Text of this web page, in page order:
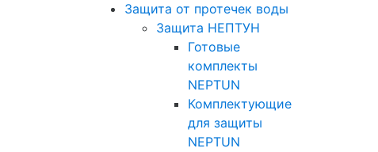
Защита от протечек воды
Защита НЕПТУН
Готовые
комплекты
NEPTUN
Комплектующие
для защиты
NEPTUN